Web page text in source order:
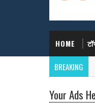
HOME
BREAKING
Your Ads